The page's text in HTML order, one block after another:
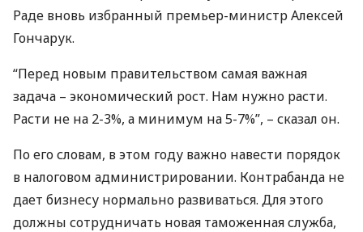
Раде вновь избранный премьер-министр Алексей
Гончарук.
“Перед новым правительством самая важная
задача – экономический рост. Нам нужно расти.
Расти не на 2-3%, а минимум на 5-7%”, – сказал он.
По его словам, в этом году важно навести порядок
в налоговом администрировании. Контрабанда не
дает бизнесу нормально развиваться. Для этого
должны сотрудничать новая таможенная служба,